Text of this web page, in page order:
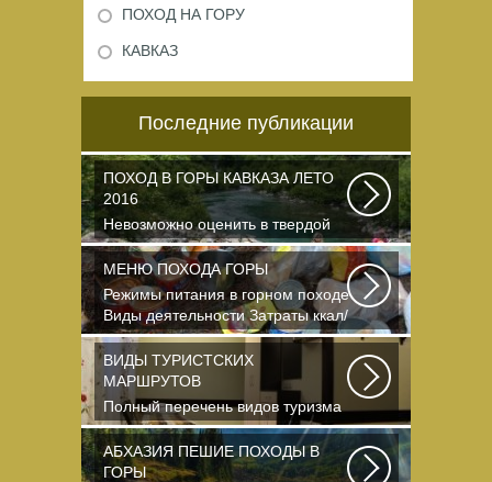
ПОХОД НА ГОРУ
КАВКАЗ
Последние публикации
ПОХОД В ГОРЫ КАВКАЗА ЛЕТО
2016
Невозможно оценить в твердой
валюте то ощущение свободы и
вневременности...
МЕНЮ ПОХОДА ГОРЫ
Режимы питания в горном походе
Виды деятельности Затраты ккал/
час жен (55+15)...
ВИДЫ ТУРИСТСКИХ
МАРШРУТОВ
Полный перечень видов туризма
официально
зарегистрированных,
классифицированных...
АБХАЗИЯ ПЕШИЕ ПОХОДЫ В
ГОРЫ